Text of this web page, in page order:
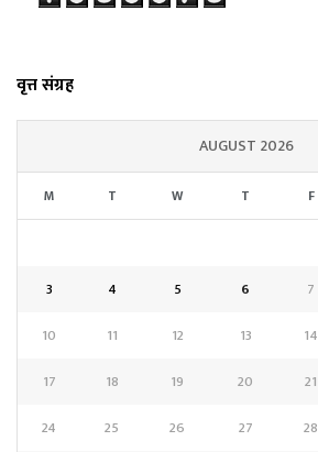
वृत्त संग्रह
AUGUST 2026
M T W T F
3
4 5 6 7
10
11 12 13 14
17
18 19 20 21
24
25 26 27 28